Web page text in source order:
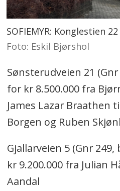
SOFIEMYR: Konglestien
Foto: Eskil Bjørshol
Sønsterudveien 21
for kr 8.500.000 fra
James Lazar Braathen
Borgen og Ruben
Gjallarveien 5 (Gnr
kr 9.200.000 fra Julian
Aandal